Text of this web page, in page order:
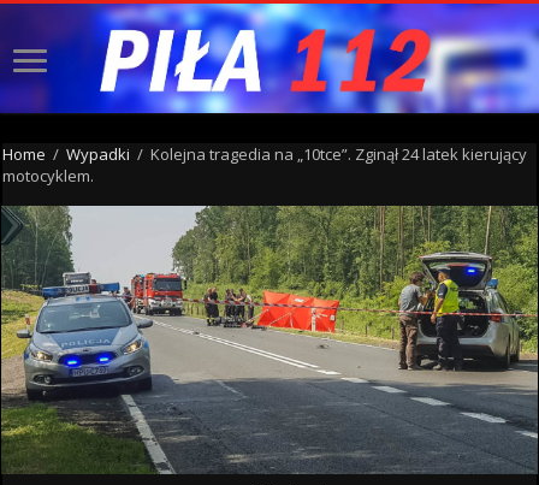
Home / Wypadki / Kolejna tragedia na „10tce”. Zginął 24 latek kierujący
motocyklem.